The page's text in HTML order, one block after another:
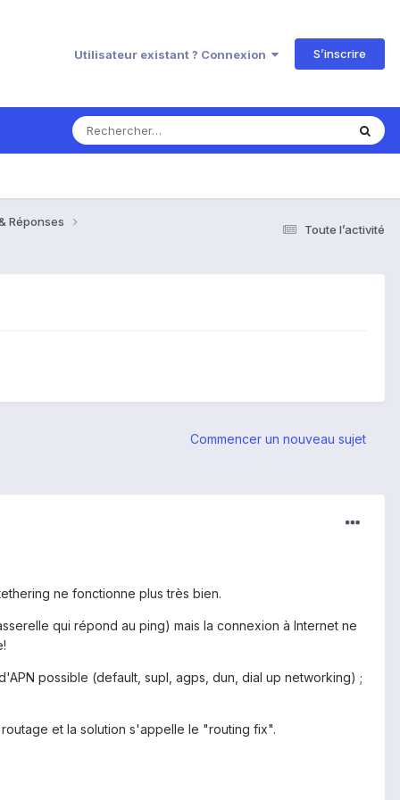
Utilisateur existant ? Connexion S’inscrire
Toute l’activité
Réponses
Commencer un nouveau sujet
ne fonctionne plus très bien.
qui répond au ping) mais la connexion à Internet ne
possible (default, supl, agps, dun, dial up networking) ;
et la solution s'appelle le "routing fix".